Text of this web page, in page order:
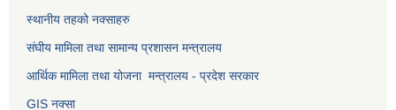
स्थानीय तहको नक्साहरु
संघीय मामिला तथा सामान्य प्रशासन मन्त्रालय
आर्थिक मामिला तथा योजना मन्त्रालय - प्रदेश सरकार
GIS नक्सा